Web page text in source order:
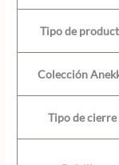
Tipo de
Colección
Tipo de cierre